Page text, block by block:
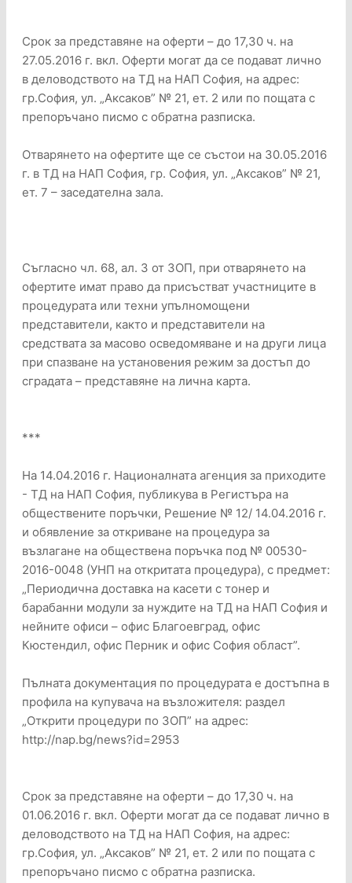
Срок за представяне на оферти – до 17,30 ч. на
27.05.2016 г. вкл. Оферти могат да се подават лично
в деловодството на ТД на НАП София, на адрес:
гр.София, ул. „Аксаков” № 21, ет. 2 или по пощата с
препоръчано писмо с обратна разписка.
Отварянето на офертите ще се състои на 30.05.2016
г. в ТД на НАП София, гр. София, ул. „Аксаков” № 21,
ет. 7 – заседателна зала.
Съгласно чл. 68, ал. 3 от ЗОП, при отварянето на
офертите имат право да присъстват участниците в
процедурата или техни упълномощени
представители, както и представители на
средствата за масово осведомяване и на други лица
при спазване на установения режим за достъп до
сградата – представяне на лична карта.
***
На 14.04.2016 г. Националната агенция за приходите
- ТД на НАП София, публикува в Регистъра на
обществените поръчки, Решение № 12/ 14.04.2016 г.
и обявление за откриване на процедура за
възлагане на обществена поръчка под № 00530-
2016-0048 (УНП на откритата процедура), с предмет:
„Периодична доставка на касети с тонер и
барабанни модули за нуждите на ТД на НАП София и
нейните офиси – офис Благоевград, офис
Кюстендил, офис Перник и офис София област”.
Пълната документация по процедурата е достъпна в
профила на купувача на възложителя: раздел
„Открити процедури по ЗОП” на адрес:
http://nap.bg/news?id=2953
Срок за представяне на оферти – до 17,30 ч. на
01.06.2016 г. вкл. Оферти могат да се подават лично в
деловодството на ТД на НАП София, на адрес:
гр.София, ул. „Аксаков” № 21, ет. 2 или по пощата с
препоръчано писмо с обратна разписка.